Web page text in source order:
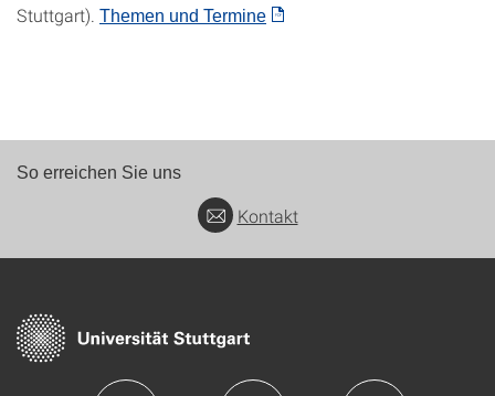
Stuttgart). Themen und Termine
So erreichen Sie uns
Kontakt